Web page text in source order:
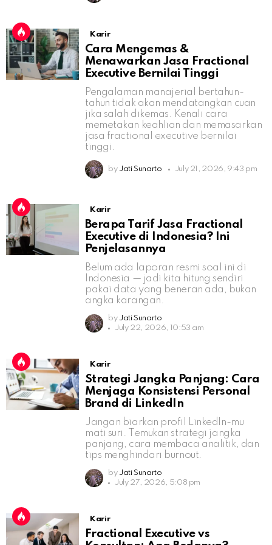
Karir
Cara Mengemas &
Menawarkan Jasa Fractional
Executive Bernilai Tinggi
Pengalaman manajerial bertahun-
tahun tidak akan mendatangkan cuan
jika salah dikemas. Kenali cara
memetakan keahlian dan memasarkan
jasa fractional executive bernilai
tinggi.
by Jati Sunarto July 21, 2026, 9:43 pm
Karir
Berapa Tarif Jasa Fractional
Executive di Indonesia? Ini
Penjelasannya
Belum ada laporan resmi soal ini di
Indonesia — jadi kita hitung sendiri
pakai data yang beneran ada, bukan
angka karangan.
by Jati Sunarto
July 22, 2026, 10:53 am
Karir
Strategi Jangka Panjang: Cara
Menjaga Konsistensi Personal
Brand di LinkedIn
Jangan biarkan profil LinkedIn-mu
mati suri. Temukan strategi jangka
panjang, cara membaca analitik, dan
tips menghindari burnout.
by Jati Sunarto
July 27, 2026, 5:08 pm
Karir
Fractional Executive vs